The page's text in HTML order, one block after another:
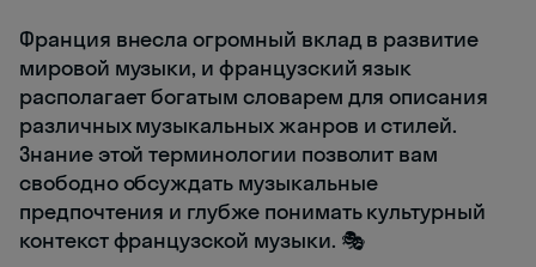
Франция внесла огромный вклад в развитие
мировой музыки, и французский язык
располагает богатым словарем для описания
различных музыкальных жанров и стилей.
Знание этой терминологии позволит вам
свободно обсуждать музыкальные
предпочтения и глубже понимать культурный
контекст французской музыки. 🎭